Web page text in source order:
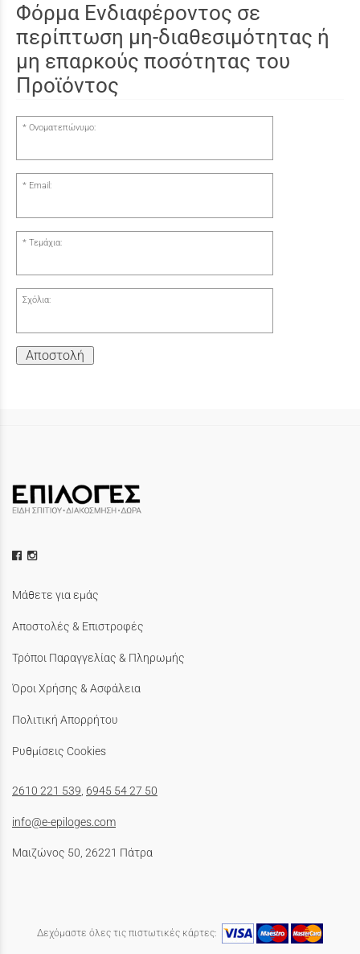
Φόρμα Ενδιαφέροντος σε
περίπτωση μη-διαθεσιμότητας ή
μη επαρκούς ποσότητας του
Προϊόντος
Ονοματεπώνυμο:
Email:
Τεμάχια:
Σχόλια:
Αποστολή
Μάθετε για εμάς
Αποστολές & Επιστροφές
Τρόποι Παραγγελίας & Πληρωμής
Όροι Χρήσης & Ασφάλεια
Πολιτική Απορρήτου
Ρυθμίσεις Cookies
2610 221 539 6945 54 27 50
info@e-epiloges.com
Μαιζώνος 50, 26221 Πάτρα
Δεχόμαστε όλες τις πιστωτικές κάρτες: